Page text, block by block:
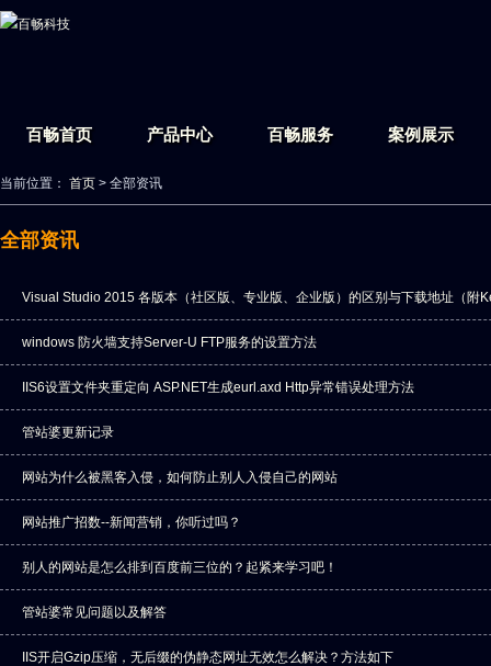
百畅首页 产品中心 百畅服务 案例展示
当前位置： 首页 > 全部资讯
全部资讯
Visual Studio 2015 各版本（社区版、专业版、企业版）的区别与下载地址（附
windows 防火墙支持Server-U FTP服务的设置方法
IIS6设置文件夹重定向 ASP.NET生成eurl.axd Http异常错误处理方法
管站婆更新记录
网站为什么被黑客入侵，如何防止别人入侵自己的网站
网站推广招数--新闻营销，你听过吗？
别人的网站是怎么排到百度前三位的？起紧来学习吧！
管站婆常见问题以及解答
IIS开启Gzip压缩，无后缀的伪静态网址无效怎么解决？方法如下